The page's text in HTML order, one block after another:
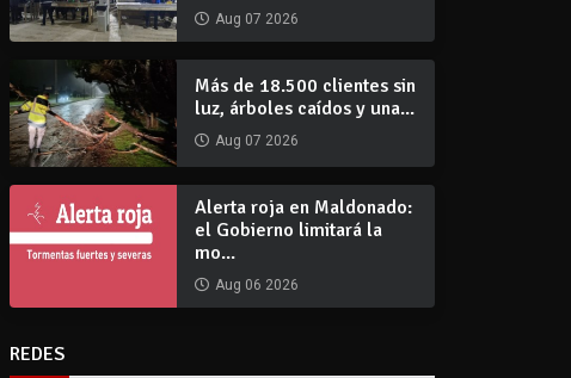
Aug 07 2026
Más de 18.500 clientes sin
luz, árboles caídos y una...
Aug 07 2026
Alerta roja en Maldonado:
el Gobierno limitará la
mo...
Aug 06 2026
REDES